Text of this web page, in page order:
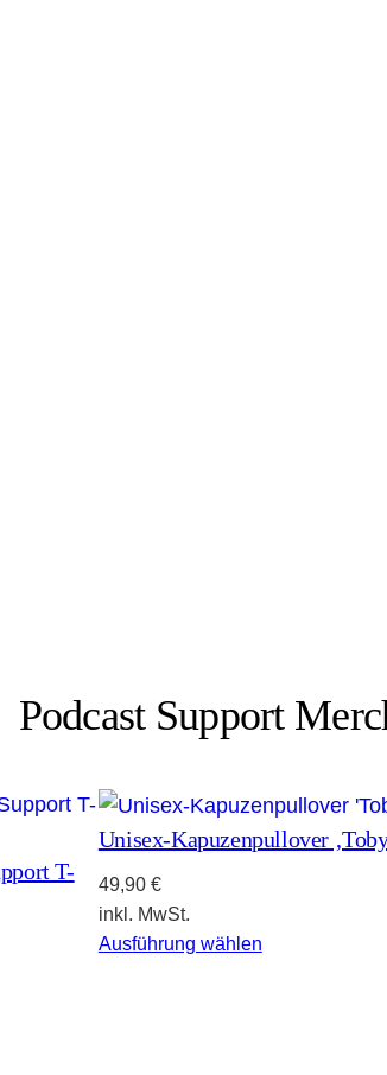
Podcast Support
T-
Unisex-Kapuzenpullover
49,90 €
inkl. MwSt.
Ausführung wählen